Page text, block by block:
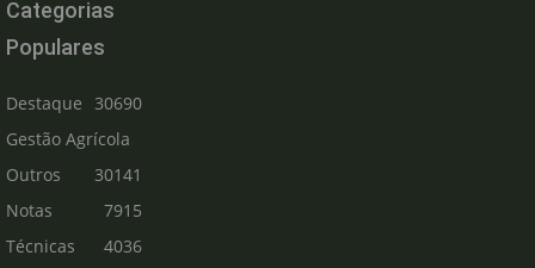
Categorias
Populares
Destaque
30690
Gestão Agrícola
30141
Outros
7915
Notas
Técnicas
4036